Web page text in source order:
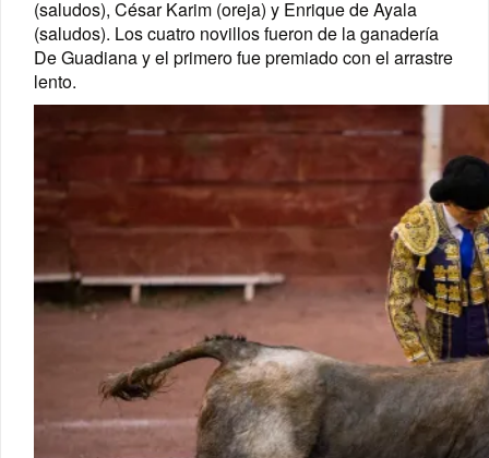
(saludos), César Karim (oreja) y Enrique de Ayala
(saludos). Los cuatro novillos fueron de la ganadería
De Guadiana y el primero fue premiado con el arrastre
lento.